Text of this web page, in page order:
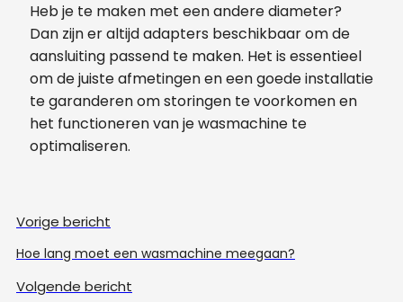
Heb je te maken met een andere diameter?
Dan zijn er altijd adapters beschikbaar om de
aansluiting passend te maken. Het is essentieel
om de juiste afmetingen en een goede installatie
te garanderen om storingen te voorkomen en
het functioneren van je wasmachine te
optimaliseren.
Vorige bericht
Hoe lang moet een wasmachine meegaan?
Volgende bericht